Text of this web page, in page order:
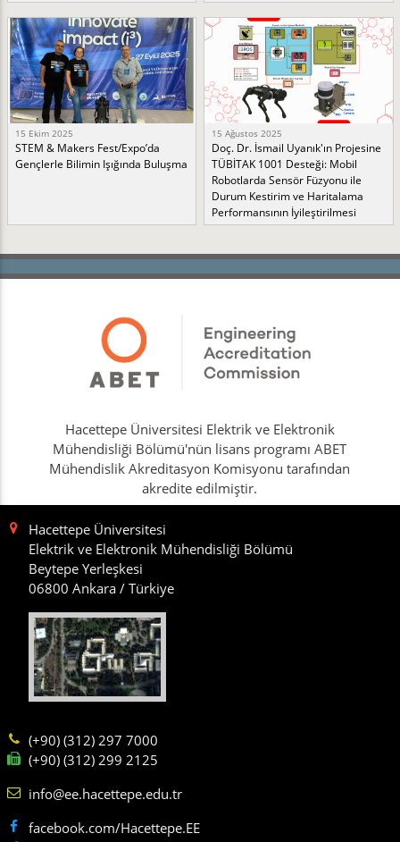
15 Ekim 2025
STEM & Makers Fest/Expo’da
Gençlerle Bilimin Işığında Buluşma
15 Ağustos 2025
Doç. Dr. İsmail Uyanık'ın Projesine
TÜBİTAK 1001 Desteği: Mobil
Robotlarda Sensör Füzyonu ile
Durum Kestirim ve Haritalama
Performansının İyileştirilmesi
Hacettepe Üniversitesi Elektrik ve Elektronik
Mühendisliği Bölümü'nün lisans programı ABET
Mühendislik Akreditasyon Komisyonu tarafından
akredite edilmiştir.
Hacettepe Üniversitesi
Elektrik ve Elektronik Mühendisliği Bölümü
Beytepe Yerleşkesi
06800 Ankara / Türkiye
(+90) (312) 297 7000
(+90) (312) 299 2125
info@ee.hacettepe.edu.tr
facebook.com/Hacettepe.EE